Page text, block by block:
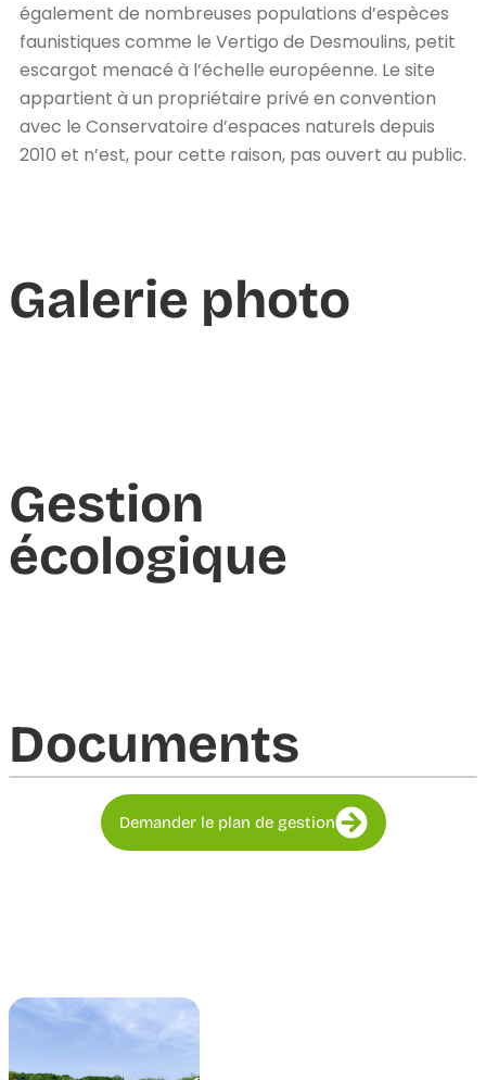
également de nombreuses populations d’espèces
faunistiques comme le Vertigo de Desmoulins, petit
escargot menacé à l’échelle européenne. Le site
appartient à un propriétaire privé en convention
avec le Conservatoire d’espaces naturels depuis
2010 et n’est, pour cette raison, pas ouvert au public.
Galerie photo
Gestion
écologique
Documents​
Demander le plan de gestion